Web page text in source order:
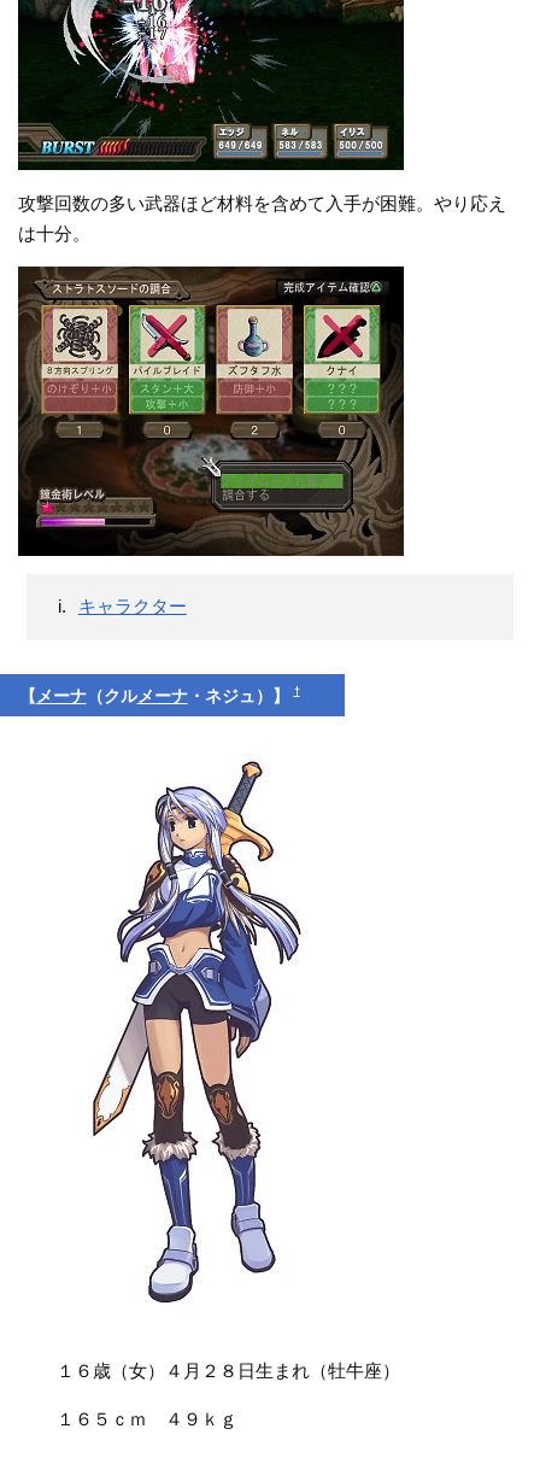
攻撃回数の多い武器ほど材料を含めて入手が困難。やり応え
は十分。
キャラクター
【 メーナ（クルメーナ・ネジュ）】†
１６歳（女）４月２８日生まれ（牡牛座）
１６５ｃｍ ４９ｋｇ